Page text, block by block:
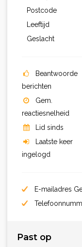
Postcode
Leeftijd
Geslacht
Beantwoorde
berichten
Gem.
reactiesnelheid
Lid sinds
Laatste keer
ingelogd
E-mailadres
Past op